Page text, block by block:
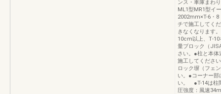
ンス・車庫まわ
ML1型MR1型イ
2002mm×T-6・
チで施工してく
きなくなります
10cm以上、
量ブロック（
さい。●柱と本
施工してくださ
ロック塀（フェ
い。●コーナー部
い。 ●T-14は柱
圧強度：風速